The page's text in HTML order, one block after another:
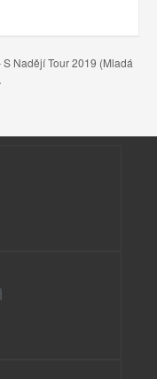
S Nadějí Tour 2019 (Mladá